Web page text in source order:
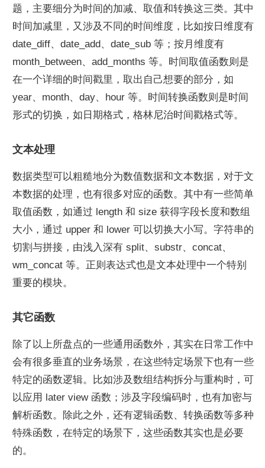
题，主要细分为时间的加减、取值和转换这三类。其中
时间加减里，又涉及不同的时间维度，比如按日维度有
date_diff、date_add、date_sub 等；按月维度有
month_between、add_months 等。时间取值函数则是
在一个详细的时间戳里，取出自己想要的部分，如
year、month、day、hour 等。时间转换函数则是时间
形式的切换，如日期格式，格林尼治时间戳格式等。
文本处理
数据类型可以粗糙地分为数值数据和文本数据，对于文
本数据的处理，也有很多对应的函数。其中有一些简单
取值函数，如通过 length 和 size 获得字段长度和数组
大小，通过 upper 和 lower 可以切换大小写。字符串的
切割与拼接，由浅入深有 split、substr、concat、
wm_concat 等。正则表达式也是文本处理中一个特别
重要的模块。
其它函数
除了以上所盘点的一些通用函数外，其实在日常工作中
会有很多垂直的业务场景，在这些特定场景下也有一些
特定的函数逻辑。比如涉及数组结构拆分与重构时，可
以应用 later view 函数；涉及字段编码时，也有加密与
解析函数。除此之外，还有逻辑函数、转换函数等多种
特殊函数，在特定的场景下，这些函数其实也是必要
的。